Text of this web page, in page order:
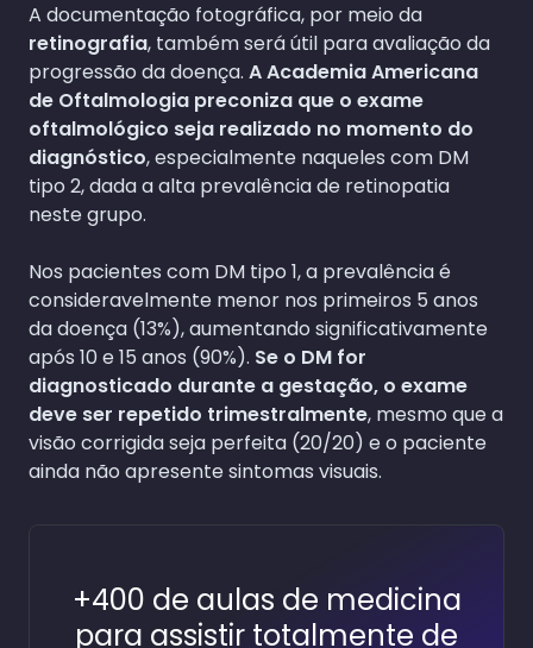
A documentação fotográfica, por meio da
retinografia, também será útil para avaliação da
progressão da doença. A Academia Americana
de Oftalmologia preconiza que o exame
oftalmológico seja realizado no momento do
diagnóstico, especialmente naqueles com DM
tipo 2, dada a alta prevalência de retinopatia
neste grupo.
Nos pacientes com DM tipo 1, a prevalência é
consideravelmente menor nos primeiros 5 anos
da doença (13%), aumentando significativamente
após 10 e 15 anos (90%). Se o DM for
diagnosticado durante a gestação, o exame
deve ser repetido trimestralmente, mesmo que a
visão corrigida seja perfeita (20/20) e o paciente
ainda não apresente sintomas visuais.
+400 de aulas de medicina
para assistir totalmente de